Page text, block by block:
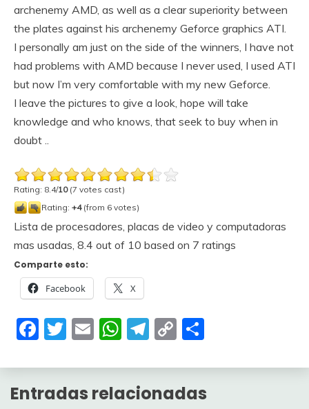
archenemy AMD, as well as a clear superiority between
the plates against his archenemy Geforce graphics ATI.
I personally am just on the side of the winners, I have not
had problems with AMD because I never used, I used ATI
but now I’m very comfortable with my new Geforce.
I leave the pictures to give a look, hope will take
knowledge and who knows, that seek to buy when in
doubt ..
Rating: 8.4/10(7 votes cast)
Rating: +4(from 6 votes)
Lista de procesadores, placas de video y computadoras
mas usadas, 8.4 out of 10 based on 7 ratings
Comparte esto:
Facebook X
Facebook
Twitter
EmailWhatsApp
Telegram
Copy
Entradas relacionadas